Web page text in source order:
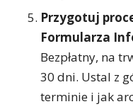
Przygotuj
Formularza
Bezpłatny, na
30 dni. Ustal z
terminie i jak